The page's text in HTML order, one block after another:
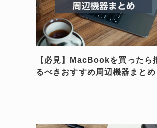
【必見】MacBookを買ったら
るべきおすすめ周辺機器まとめ